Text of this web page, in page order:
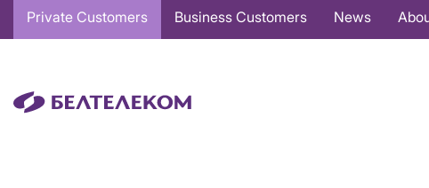
Основная
навигация
Private Customers Business Customers News